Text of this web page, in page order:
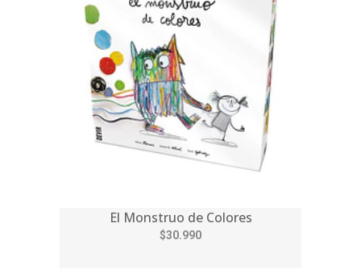
El Monstruo de Colores
$30.990